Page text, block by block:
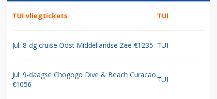
TUI vliegtickets TUI
Jul: 8-dg cruise Oost Middellandse Zee €1235 TUI
Jul: 9-daagse Chogogo Dive & Beach Curacao
€1056
TUI